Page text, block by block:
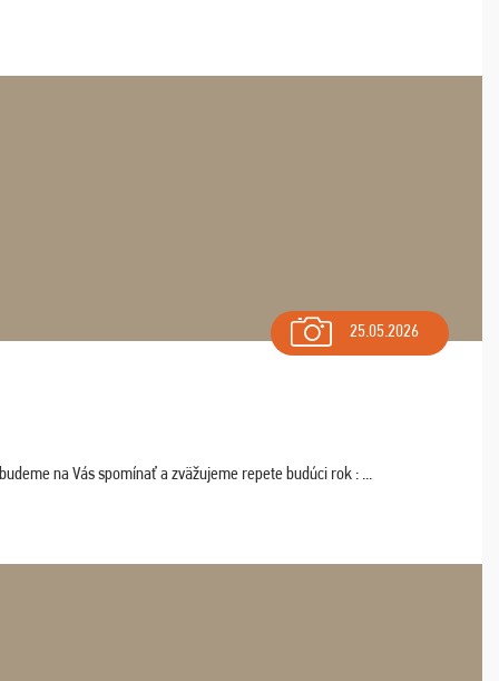
25.05.2026
na Vás spomínať a zväžujeme repete budúci rok : ...